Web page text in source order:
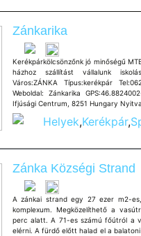
Zánkarika
Kerékpárkölcsönzőnk jó minőségű
házhoz szállítást vállalunk
Város:ZÁNKA Típus:kerékpár
Weboldal: Zánkarika
Ifjúsági Centrum, 8251 Hungary
Helyek,Kerékpár,
Zánka Községi Strand
A zánkai strand egy 27 ezer m2-
komplexum. Megközelíthető a
perc alatt. A 71-es számú főútról a
elérni. A fürdő előtt halad el a